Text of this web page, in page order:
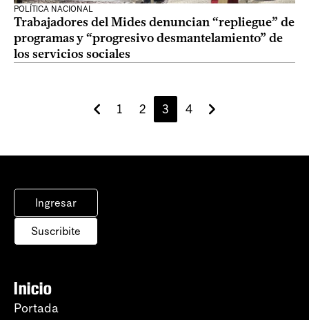
POLÍTICA NACIONAL
Trabajadores del Mides denuncian “repliegue” de
programas y “progresivo desmantelamiento” de
los servicios sociales
1 2 3 4
Ingresar
Suscribite
Inicio
Portada